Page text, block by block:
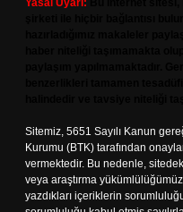
Yasal Uyarı:
Sitemiz, 5651 Sayılı Kanun
Kurumu (BTK) tarafından
vermektedir. Bu nedenle,
veya araştırma
yazdıkları içeriklerin